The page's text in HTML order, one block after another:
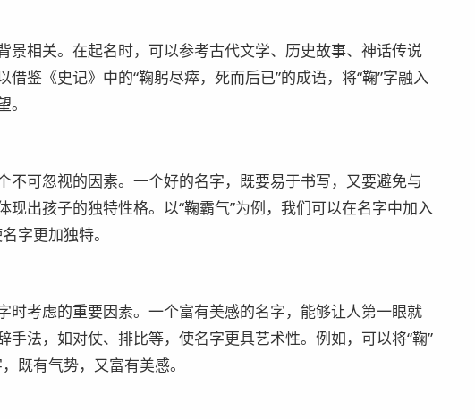
景相关。在起名时，可以参考古代文学、历史故事、神话传说
鉴《史记》中的“鞠躬尽瘁，死而后已”的成语，将“鞠”字融入
不可忽视的因素。一个好的名字，既要易于书写，又要避免与
出孩子的独特性格。以“鞠霸气”为例，我们可以在名字中加入
字更加独特。
时考虑的重要因素。一个富有美感的名字，能够让人第一眼就
法，如对仗、排比等，使名字更具艺术性。例如，可以将“鞠”
既有气势，又富有美感。